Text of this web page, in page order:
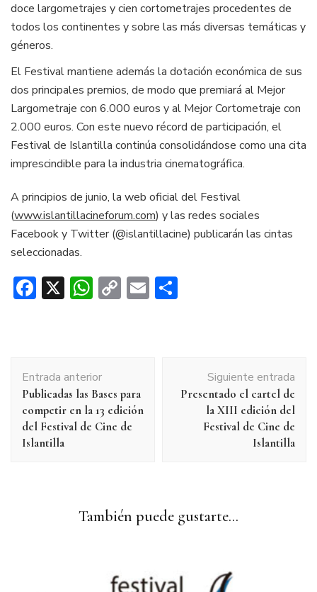
doce largometrajes y cien cortometrajes procedentes de
todos los continentes y sobre las más diversas temáticas y
géneros.
El Festival mantiene además la dotación económica de sus
dos principales premios, de modo que premiará al Mejor
Largometraje con 6.000 euros y al Mejor Cortometraje con
2.000 euros. Con este nuevo récord de participación, el
Festival de Islantilla continúa consolidándose como una cita
imprescindible para la industria cinematográfica.
A principios de junio, la web oficial del Festival
(www.islantillacineforum.com) y las redes sociales
Facebook y Twitter (@islantillacine) publicarán las cintas
seleccionadas.
Facebook
X WhatsApp
CopyEmail
de
entradas
Entrada anterior
Publicadas las Bases para
competir en la 13 edición
del Festival de Cine de
Islantilla
Siguiente entrada
Presentado el cartel de
la XIII edición del
Festival de Cine de
Islantilla
También puede gustarte...